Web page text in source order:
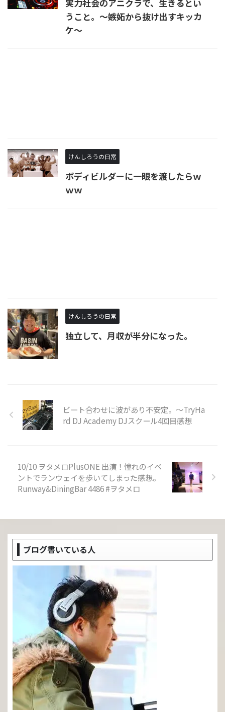
実力社会のアニクラで、生きるとい
うこと。～嫉妬から抜け出すキッカ
ケ～
けんしろうの日常
ボディビルダーに一眼を渡したらｗ
ｗｗ
けんしろうの日常
独立して、月収が半分になった。
ビート合わせに波があり不安定。～TryHa
rd DJ Academy DJスクール4回目感想
10/10 ヲタメロPlusONE 出演！憧れのイベ
ントでランウェイを歩いてしまった感想。
Runway&DiningBar 4486 #ヲタメロ
ブログ書いている人